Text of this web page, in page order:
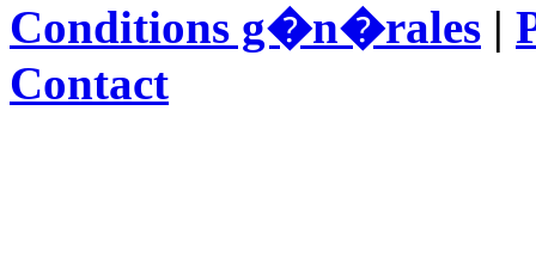
Conditions g�n�rales |
Contact